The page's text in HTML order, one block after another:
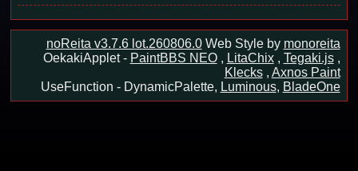
noReita v3.7.6 lot.260806.0Web Style by monoreita
OekakiApplet - PaintBBS NEO, LitaChix, Tegaki.js,
Klecks, Axnos Paint
UseFunction - DynamicPalette, Luminous, BladeOne